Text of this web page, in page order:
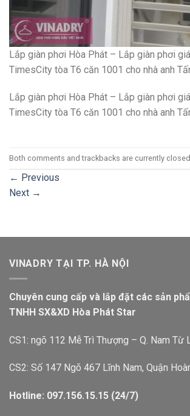
Lắp giàn phơi Hòa Phát – Lắp giàn phơi
TimesCity tòa T6 căn 1001 cho nhà anh
Lắp giàn phơi Hòa Phát – Lắp giàn phơi
TimesCity tòa T6 căn 1001 cho nhà anh
Both comments and trackbacks are currently closed.
← Previous
Next →
VINADRY TẠI TP. HÀ NỘI
Chuyên cung cấp và lắp đặt các sản
TNHH SX&XD Hòa Phát Star
CS1: ngõ 112 Mễ Trì Thượng – Q. Nam Từ
CS2: Số 147 Ngõ 467 Lĩnh Nam, Quận
Hotline: 097.156.15.15 (24/7)